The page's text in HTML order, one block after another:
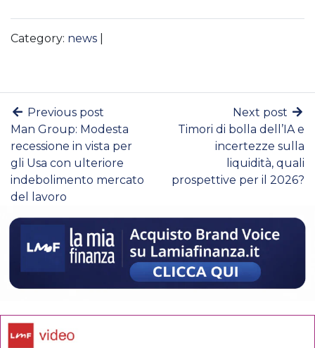
Category: news
Previous post
Man Group: Modesta
recessione in vista per
gli Usa con ulteriore
indebolimento mercato
del lavoro
Next post
Timori di bolla dell’IA e
incertezze sulla
liquidità, quali
prospettive per il 2026?